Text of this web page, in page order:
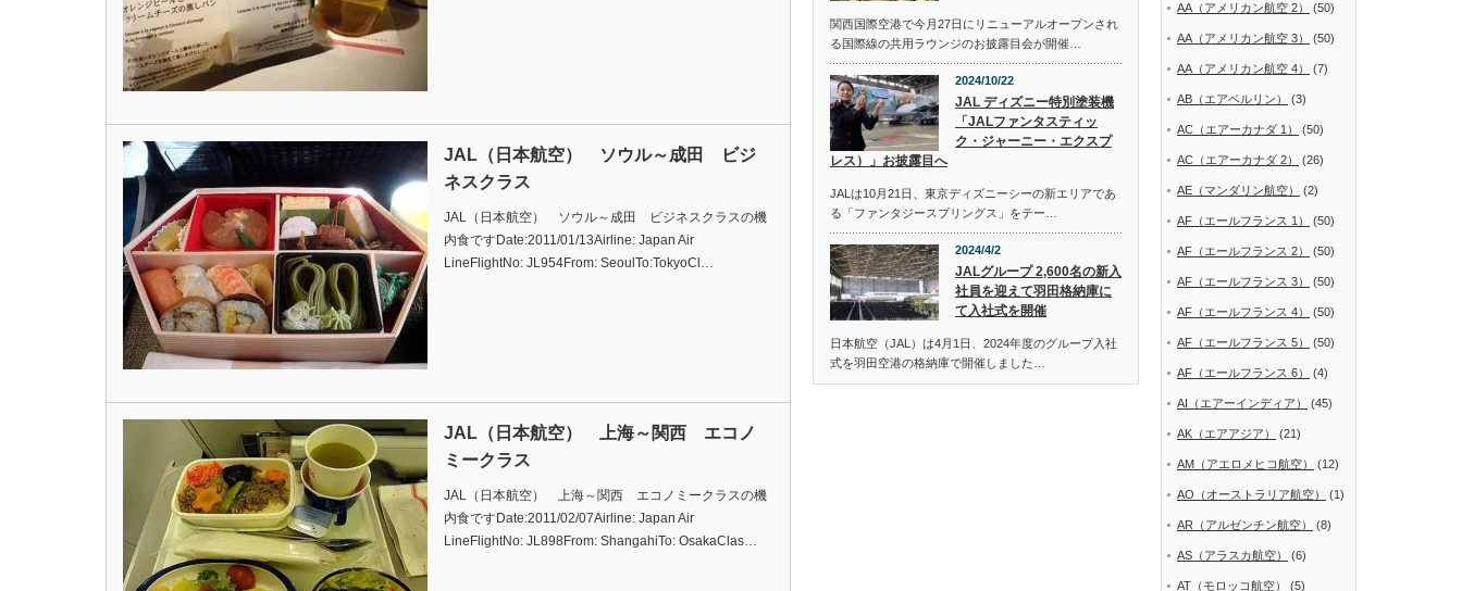
JAL（日本航空） ソウル～成田 ビジ
ネスクラス
JAL（日本航空） ソウル～成田 ビジネスクラスの機
内食ですDate:2011/01/13Airline: Japan Air
LineFlightNo: JL954From: SeoulTo:TokyoCl…
JAL（日本航空） 上海～関西 エコノ
ミークラス
JAL（日本航空） 上海～関西 エコノミークラスの機
内食ですDate:2011/02/07Airline: Japan Air
LineFlightNo: JL898From: ShangahiTo: OsakaClas…
関西国際空港で今月27日にリニューアルオープンされ
る国際線の共用ラウンジのお披露目会が開催…
2024/10/22
JAL ディズニー特別塗装機
「JALファンタスティッ
ク・ジャーニー・エクスプ
レス）」お披露目へ
JALは10月21日、東京ディズニーシーの新エリアであ
る「ファンタジースプリングス」をテー…
2024/4/2
JALグループ 2,600名の新入
社員を迎えて羽田格納庫に
て入社式を開催
日本航空（JAL）は4月1日、2024年度のグループ入社
式を羽田空港の格納庫で開催しました…
AA（アメリカン航空 2） (50)
AA（アメリカン航空 3） (50)
AA（アメリカン航空 4） (7)
AB（エアベルリン） (3)
AC（エアーカナダ 1） (50)
AC（エアーカナダ 2） (26)
AE（マンダリン航空） (2)
AF（エールフランス 1） (50)
AF（エールフランス 2） (50)
AF（エールフランス 3） (50)
AF（エールフランス 4） (50)
AF（エールフランス 5） (50)
AF（エールフランス 6） (4)
AI（エアーインディア） (45)
AK（エアアジア） (21)
AM（アエロメヒコ航空） (12)
AO（オーストラリア航空） (1)
AR（アルゼンチン航空） (8)
AS（アラスカ航空） (6)
AT（モロッコ航空） (5)